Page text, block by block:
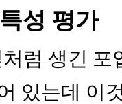
성 평가
럼 생긴 포
있는데 이